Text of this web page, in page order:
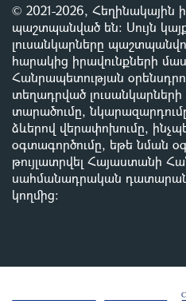
© 2021-2026, Հեղինակային
պաշտպանված են: Սույն
լուսանկարները
հարակից իրավունքների
Հանրապետության
տեղադրված
տարածումը,
ձևերով վերափոխումը,
օգտագործումը, եթե նման
թույլատրվել Հայաստանի
սահմանադրական
կողմից: